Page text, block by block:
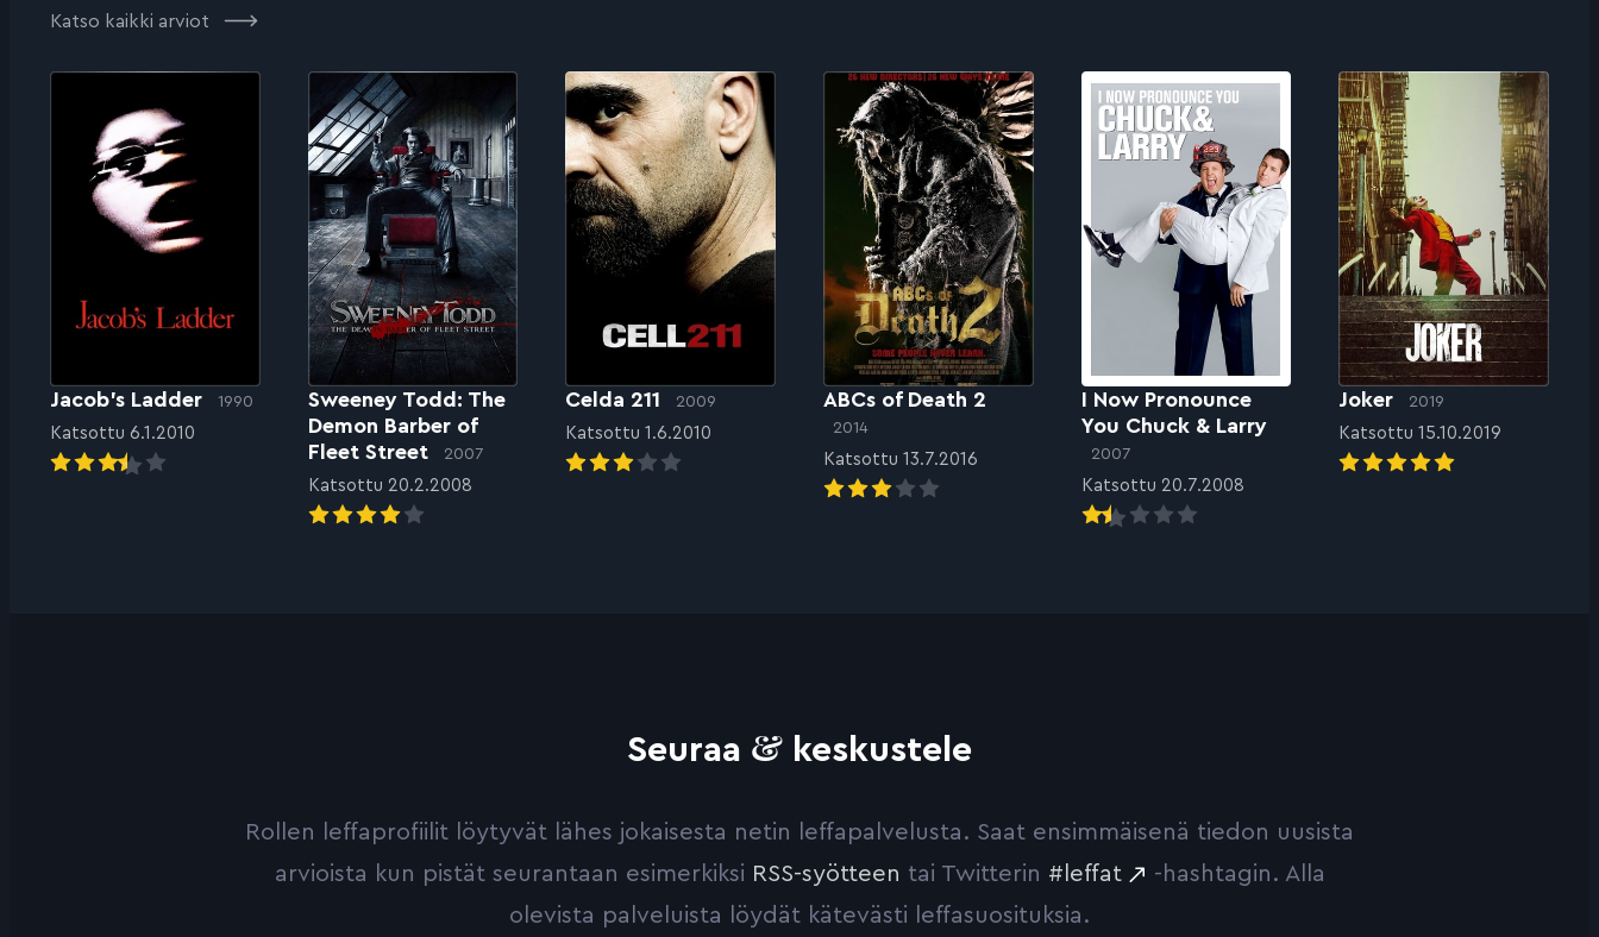
Katso kaikki arviot
Jacob’s Ladder 1990
Katsottu 6.1.2010
Sweeney Todd: The
Demon Barber of
Fleet Street
2007
Katsottu 20.2.2008
Celda 211 2009
Katsottu 1.6.2010
ABCs of Death 2
2014
Katsottu 13.7.2016
I Now Pronounce
You Chuck & Larry
2007
Katsottu 20.7.2008
Joker 2019
Katsottu 15.10.2019
Seuraa & keskustele
Rollen leffaprofiilit löytyvät lähes jokaisesta netin leffapalvelusta. Saat ensimmäisenä tiedon uusista
arvioista kun pistät seurantaan esimerkiksi RSS-syötteen tai Twitterin #leffat
-hashtagin. Alla
olevista palveluista löydät kätevästi leffasuosituksia.